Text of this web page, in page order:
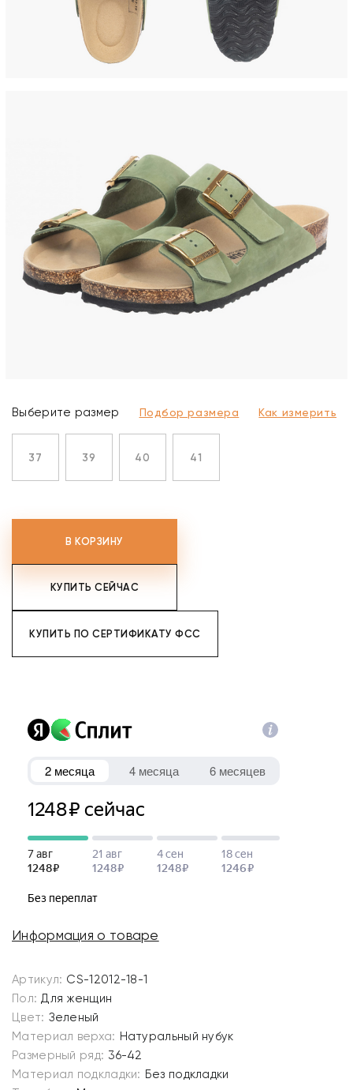
Выберите размер Подбор размера Как измерить
37 39 40 41
В КОРЗИНУ
КУПИТЬ СЕЙЧАС
КУПИТЬ ПО СЕРТИФИКАТУ ФСС
Информация о товаре
Артикул: CS-12012-18-1
Пол: Для женщин
Цвет: Зеленый
Материал верха: Натуральный нубук
Размерный ряд: 36-42
Материал подкладки: Без подкладки